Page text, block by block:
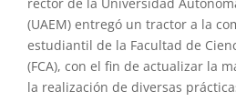
rector de la Universidad
(UAEM) entregó un tractor a la
estudiantil de la Facultad de
(FCA), con el fin de actualizar la
la realización de diversas